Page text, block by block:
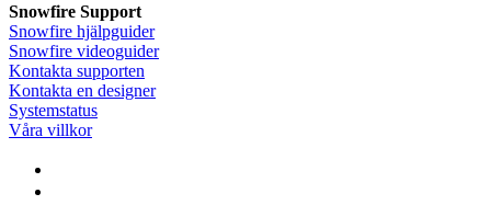
Snowfire Support
Snowfire hjälpguider
Snowfire videoguider
Kontakta supporten
Kontakta en designer
Systemstatus
Våra villkor